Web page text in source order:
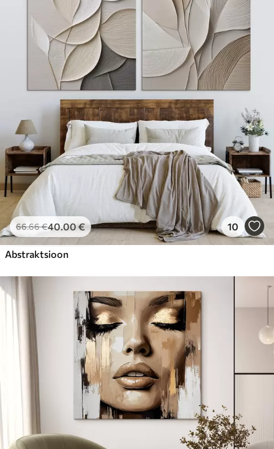
66.66€40.00€ 10
Abstraktsioon